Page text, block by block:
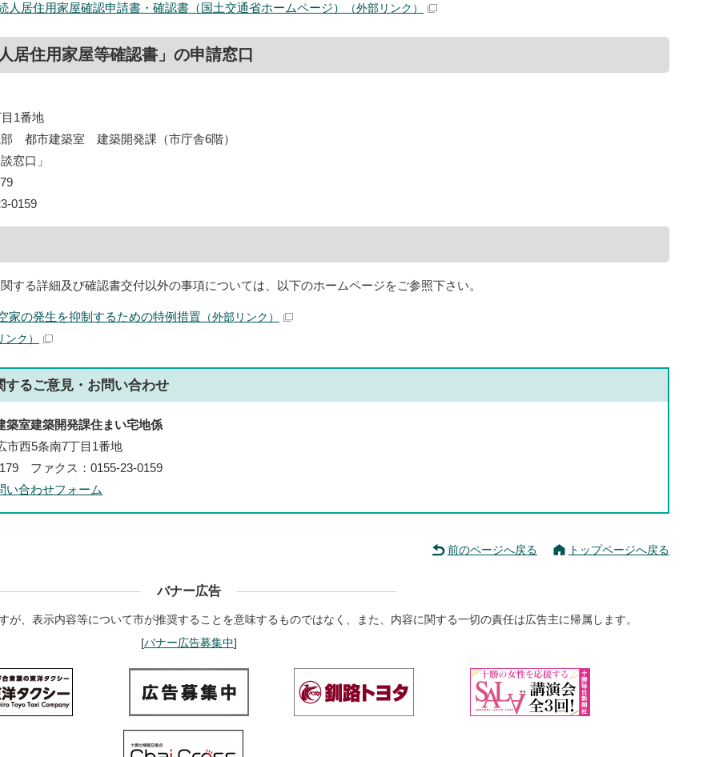
人居住用家屋確認申請書・確認書（国土交通省ホームページ） （外部リンク）
住用家屋等確認書」の申請窓口
1番地
都市建築室 建築開発課（市庁舎6階）
窓口」
0159
する詳細及び確認書交付以外の事項については、以下のホームページをご参照下さい。
の発生を抑制するための特例措置 （外部リンク）
ンク）
するご意見・お問い合わせ
築室建築開発課住まい宅地係
西5条南7丁目1番地
ファクス：0155-23-0159
い合わせフォーム
前のページへ戻る トップページへ戻る
バナー広告
、表示内容等について市が推奨することを意味するものではなく、また、内容に関する一切の責任は広告主に帰属します。
[バナー広告募集中]